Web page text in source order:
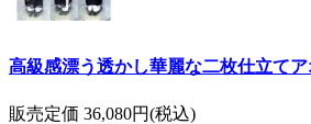
高級感漂う透かし華麗な二枚仕立て
販売定価 36,080円(税込)